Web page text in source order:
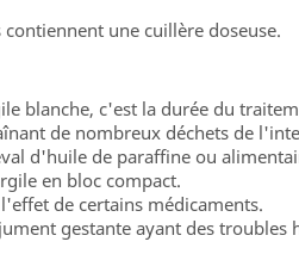
une cuillère doseuse.
blanche, c'est la durée du
de nombreux déchets de
d'huile de paraffine ou
en bloc compact.
de certains médicaments.
gestante ayant des